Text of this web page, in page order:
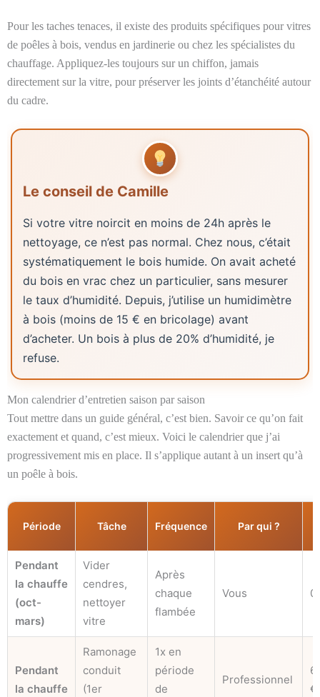
Pour les taches tenaces, il existe des produits spécifiques pour vitres
de poêles à bois, vendus en jardinerie ou chez les spécialistes du
chauffage. Appliquez-les toujours sur un chiffon, jamais
directement sur la vitre, pour préserver les joints d’étanchéité autour
du cadre.
Le conseil de Camille
Si votre vitre noircit en moins de 24h après le
nettoyage, ce n’est pas normal. Chez nous, c’était
systématiquement le bois humide. On avait acheté
du bois en vrac chez un particulier, sans mesurer
le taux d’humidité. Depuis, j’utilise un humidimètre
à bois (moins de 15 € en bricolage) avant
d’acheter. Un bois à plus de 20% d’humidité, je
refuse.
Mon calendrier d’entretien saison par saison
Tout mettre dans un guide général, c’est bien. Savoir ce qu’on fait
exactement et quand, c’est mieux. Voici le calendrier que j’ai
progressivement mis en place. Il s’applique autant à un insert qu’à
un poêle à bois.
Période Tâche Fréquence Par qui ?
Pendant
la chauffe
(oct-
mars)
Vider
cendres,
nettoyer
vitre
Après
chaque
flambée
Vous 0
Pendant
la chauffe
Ramonage
conduit
(1er
1x en
période
de
Professionnel
€